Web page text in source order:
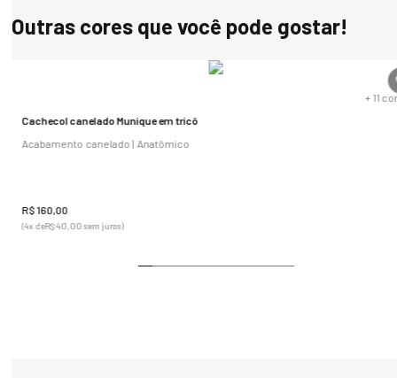
100% Acrílico
Outras cores que você pode gostar!
+ 11
Cachecol canelado Munique em tricô
Acabamento canelado | Anatômico
R$160,00
(4x deR$40 00sem juros)